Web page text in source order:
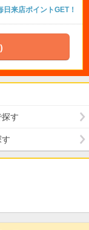
日来店ポイントGET！
す